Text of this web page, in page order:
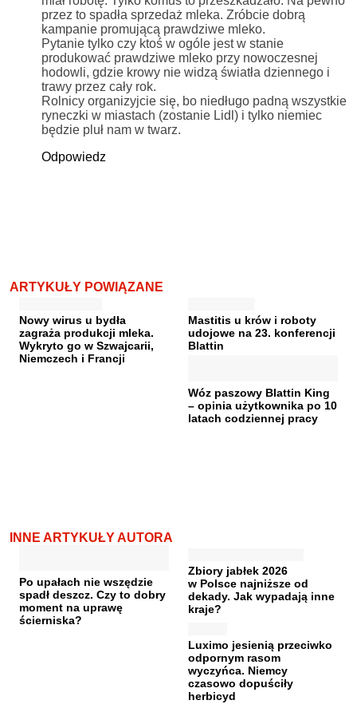
przez to spadła sprzedaż mleka. Zróbcie dobrą
kampanie promującą prawdziwe mleko.
Pytanie tylko czy ktoś w ogóle jest w stanie
produkować prawdziwe mleko przy nowoczesnej
hodowli, gdzie krowy nie widzą światła dziennego i
trawy przez cały rok.
Rolnicy organizyjcie się, bo niedługo padną wszystkie
ryneczki w miastach (zostanie Lidl) i tylko niemiec
będzie pluł nam w twarz.
Odpowiedz
ARTYKUŁY POWIĄZANE
Nowy wirus u bydła
zagraża produkcji mleka.
Wykryto go w Szwajcarii,
Niemczech i Francji
Mastitis u krów i roboty
udojowe na 23. konferencji
Blattin
Wóz paszowy Blattin King
– opinia użytkownika po 10
latach codziennej pracy
INNE ARTYKUŁY AUTORA
Po upałach nie wszędzie
spadł deszcz. Czy to dobry
moment na uprawę
ścierniska?
Zbiory jabłek 2026
w Polsce najniższe od
dekady. Jak wypadają inne
kraje?
Luximo jesienią przeciwko
odpornym rasom
wyczyńca. Niemcy
czasowo dopuściły
herbicyd